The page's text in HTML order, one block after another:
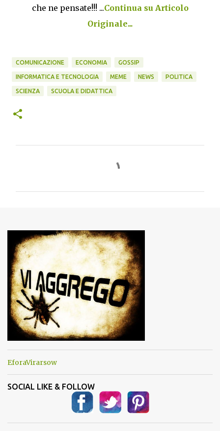
che ne pensate!!! ...Continua su Articolo
Originale...
COMUNICAZIONE ECONOMIA GOSSIP
INFORMATICA E TECNOLOGIA MEME NEWS POLITICA
SCIENZA SCUOLA E DIDATTICA
n
t
i
EforaVirarsow
SOCIAL LIKE & FOLLOW